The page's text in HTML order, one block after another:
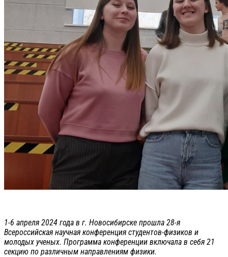
1-6 апреля 2024 года в г. Новосибирске прошла 28-я
Всероссийская научная конференция студентов-физиков и
молодых ученых. Программа конференции включала в себя 21
секцию по различным направлениям физики.